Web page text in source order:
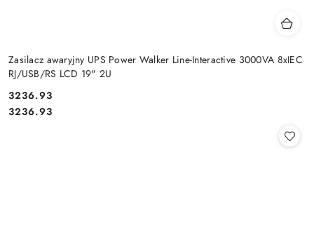
Zasilacz awaryjny UPS Power Walker Line-Interactive 3000VA 8xIEC
RJ/USB/RS LCD 19" 2U
Cena:
3236.93
Cena:
3236.93